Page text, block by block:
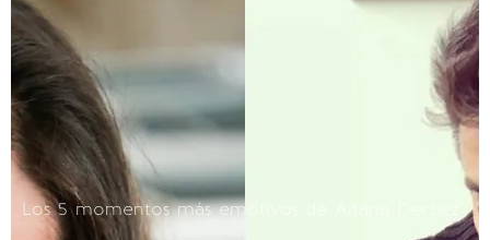
Los 5 momentos más emotivos de Aitana Derbez